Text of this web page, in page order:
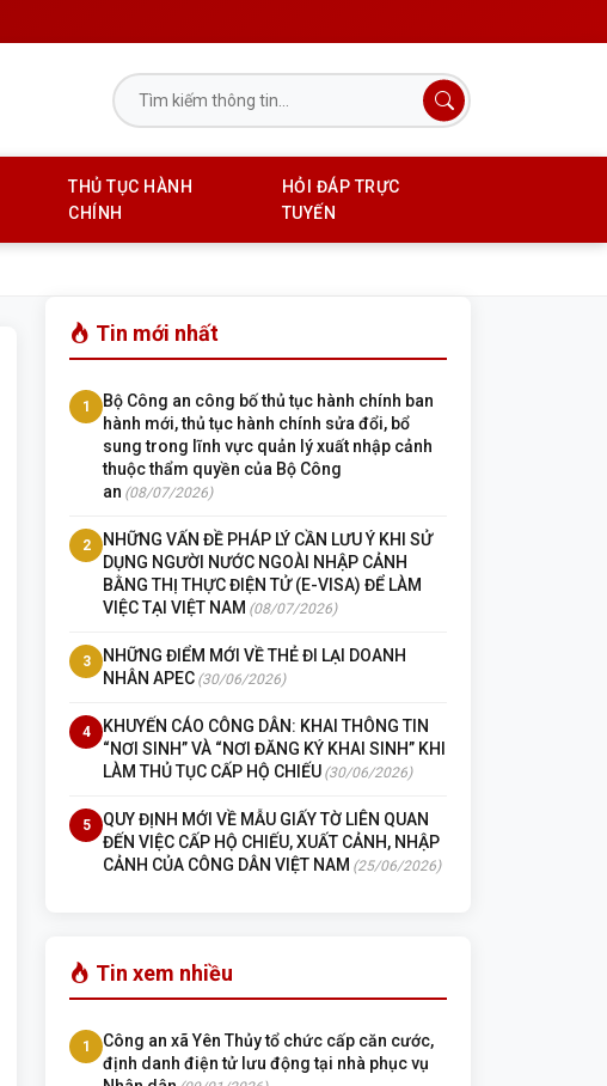
THỦ TỤC HÀNH
CHÍNH
HỎI ĐÁP TRỰC
TUYẾN
Tin mới nhất
1
Bộ Công an công bố thủ tục hành chính ban
hành mới, thủ tục hành chính sửa đổi, bổ
sung trong lĩnh vực quản lý xuất nhập cảnh
thuộc thẩm quyền của Bộ Công
an (08/07/2026)
2
NHỮNG VẤN ĐỀ PHÁP LÝ CẦN LƯU Ý KHI SỬ
DỤNG NGƯỜI NƯỚC NGOÀI NHẬP CẢNH
BẰNG THỊ THỰC ĐIỆN TỬ (E-VISA) ĐỂ LÀM
VIỆC TẠI VIỆT NAM (08/07/2026)
3
NHỮNG ĐIỂM MỚI VỀ THẺ ĐI LẠI DOANH
NHÂN APEC (30/06/2026)
4
KHUYẾN CÁO CÔNG DÂN: KHAI THÔNG TIN
“NƠI SINH” VÀ “NƠI ĐĂNG KÝ KHAI SINH” KHI
LÀM THỦ TỤC CẤP HỘ CHIẾU (30/06/2026)
5
QUY ĐỊNH MỚI VỀ MẪU GIẤY TỜ LIÊN QUAN
ĐẾN VIỆC CẤP HỘ CHIẾU, XUẤT CẢNH, NHẬP
CẢNH CỦA CÔNG DÂN VIỆT NAM (25/06/2026)
Tin xem nhiều
1
Công an xã Yên Thủy tổ chức cấp căn cước,
định danh điện tử lưu động tại nhà phục vụ